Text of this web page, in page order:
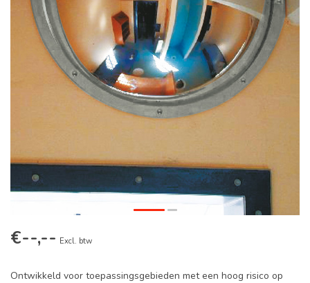
€--,-- Excl. btw
Ontwikkeld voor toepassingsgebieden met een hoog risico op